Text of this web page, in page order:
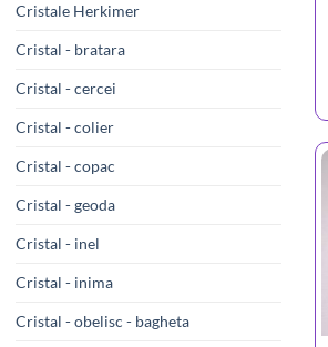
Cristale Herkimer
Cristal - bratara
Cristal - cercei
Cristal - colier
Cristal - copac
Cristal - geoda
Cristal - inel
Cristal - inima
Cristal - obelisc - bagheta